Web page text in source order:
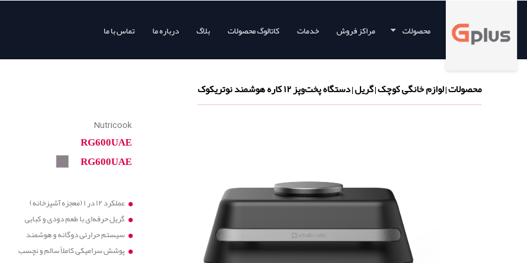
محصولات مراکز فروش خدمات کاتالوگ محصولات بلاگ درباره ما تماس با ما
محصولات|لوازم خانگی کوچک|گریل|دستگاه پخت‌وپز ۱۲ کاره هوشمند نوتریکوک
Nutricook
RG600UAE
RG600UAE
عملکرد ۱۲ در ۱ (معجزه آشپزخانه)
گریل حرفه‌ای با طعم دودی و کبابی
سیستم حرارتی دوگانه و هوشمند
پوشش سرامیکی کاملاً سالم و نچسب